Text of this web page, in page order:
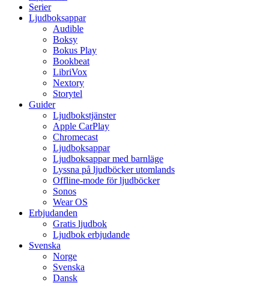
Serier
Ljudboksappar
Audible
Boksy
Bokus Play
Bookbeat
LibriVox
Nextory
Storytel
Guider
Ljudbokstjänster
Apple CarPlay
Chromecast
Ljudboksappar
Ljudboksappar med barnläge
Lyssna på ljudböcker utomlands
Offline-mode för ljudböcker
Sonos
Wear OS
Erbjudanden
Gratis ljudbok
Ljudbok erbjudande
Svenska
Norge
Svenska
Dansk